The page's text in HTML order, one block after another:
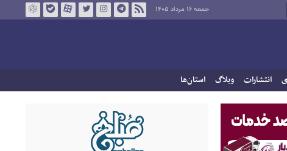
جمعه ۱۶ مرداد ۱۴۰۵
انتشارات وبلاگ استان‌ها